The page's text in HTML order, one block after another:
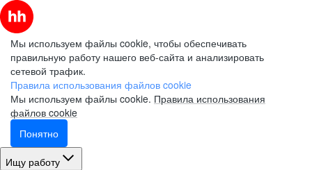
Мы используем файлы cookie, чтобы обеспечивать
правильную работу нашего веб-сайта и анализировать
сетевой трафик.
Правила использования файлов cookie
Мы используем файлы cookie. Правила использования
файлов cookie
Понятно
Ищу работу